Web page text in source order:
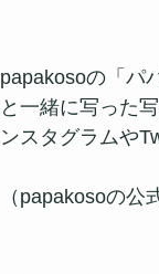
papakosoの「パ
と一緒に写った
ンスタグラムや
（papakosoの公